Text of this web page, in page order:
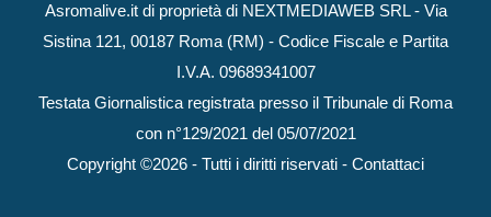
Asromalive.it di proprietà di NEXTMEDIAWEB SRL - Via
Sistina 121, 00187 Roma (RM) - Codice Fiscale e Partita
I.V.A. 09689341007
Testata Giornalistica registrata presso il Tribunale di Roma
con n°129/2021 del 05/07/2021
Copyright ©2026 - Tutti i diritti riservati - Contattaci